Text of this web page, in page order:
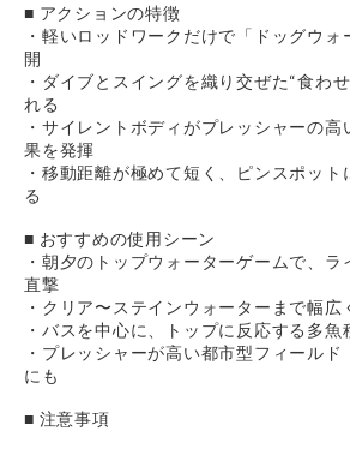
■ アクションの特徴
・軽いロッドワークだけで「ドッグウ
開
・ダイブとスイングを織り交ぜた“食わ
れる
・サイレントボディがプレッシャーの
果を発揮
・移動距離が極めて短く、ピンスポッ
る
■ おすすめの使用シーン
・朝夕のトップウォーターゲームで、
直撃
・クリア〜ステインウォーターまで幅広
・バスを中心に、トップに反応する多魚
・プレッシャーが高い都市型フィール
にも
■ 注意事項